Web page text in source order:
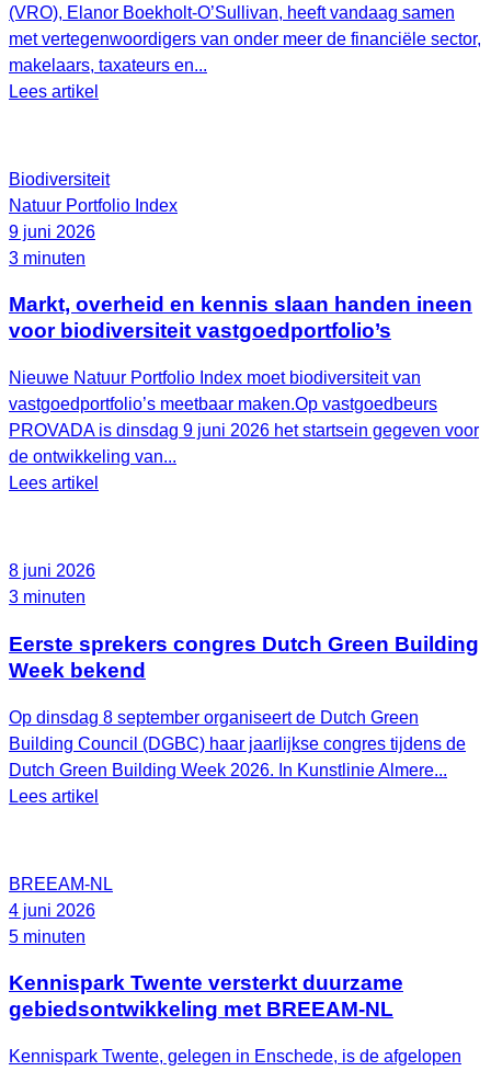
(VRO), Elanor Boekholt‑O’Sullivan, heeft vandaag samen
met vertegenwoordigers van onder meer de financiële sector,
makelaars, taxateurs en...
Lees artikel
Biodiversiteit
Natuur Portfolio Index
9 juni 2026
3 minuten
Markt, overheid en kennis slaan handen ineen
voor biodiversiteit vastgoedportfolio’s
Nieuwe Natuur Portfolio Index moet biodiversiteit van
vastgoedportfolio’s meetbaar maken.Op vastgoedbeurs
PROVADA is dinsdag 9 juni 2026 het startsein gegeven voor
de ontwikkeling van...
Lees artikel
8 juni 2026
3 minuten
Eerste sprekers congres Dutch Green Building
Week bekend
Op dinsdag 8 september organiseert de Dutch Green
Building Council (DGBC) haar jaarlijkse congres tijdens de
Dutch Green Building Week 2026. In Kunstlinie Almere...
Lees artikel
BREEAM-NL
4 juni 2026
5 minuten
Kennispark Twente versterkt duurzame
gebiedsontwikkeling met BREEAM‑NL
Kennispark Twente, gelegen in Enschede, is de afgelopen